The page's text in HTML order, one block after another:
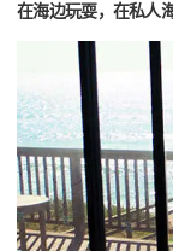
在海边玩耍，在私人